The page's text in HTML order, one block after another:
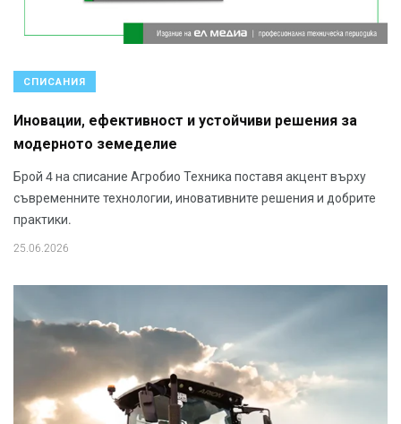
СПИСАНИЯ
Иновации, ефективност и устойчиви решения за
модерното земеделие
Брой 4 на списание Агробио Техника поставя акцент върху
съвременните технологии, иновативните решения и добрите
практики.
25.06.2026